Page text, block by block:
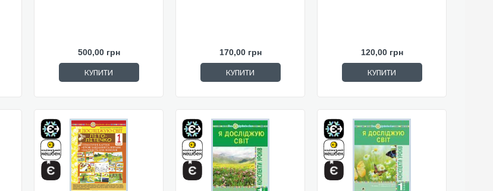
500,00 грн
КУПИТИ
170,00 грн
КУПИТИ
120,00 грн
КУПИТИ